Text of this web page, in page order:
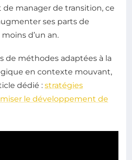
manager de transition, ce
ses parts de
d’un an.
de méthodes adaptées à la
en contexte mouvant,
dédié : stratégies
le développement de